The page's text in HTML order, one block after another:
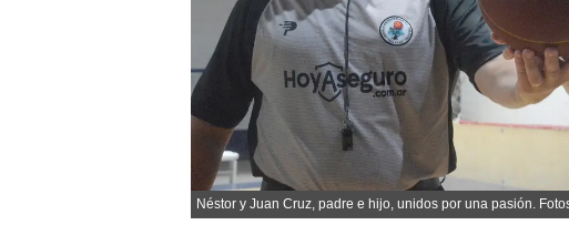
Salud
Es viral
El tiempo
Cartón Lleno
Fúnebres
Clasificados
Néstor y Juan Cruz, padre e hijo, unidos por una pasión.